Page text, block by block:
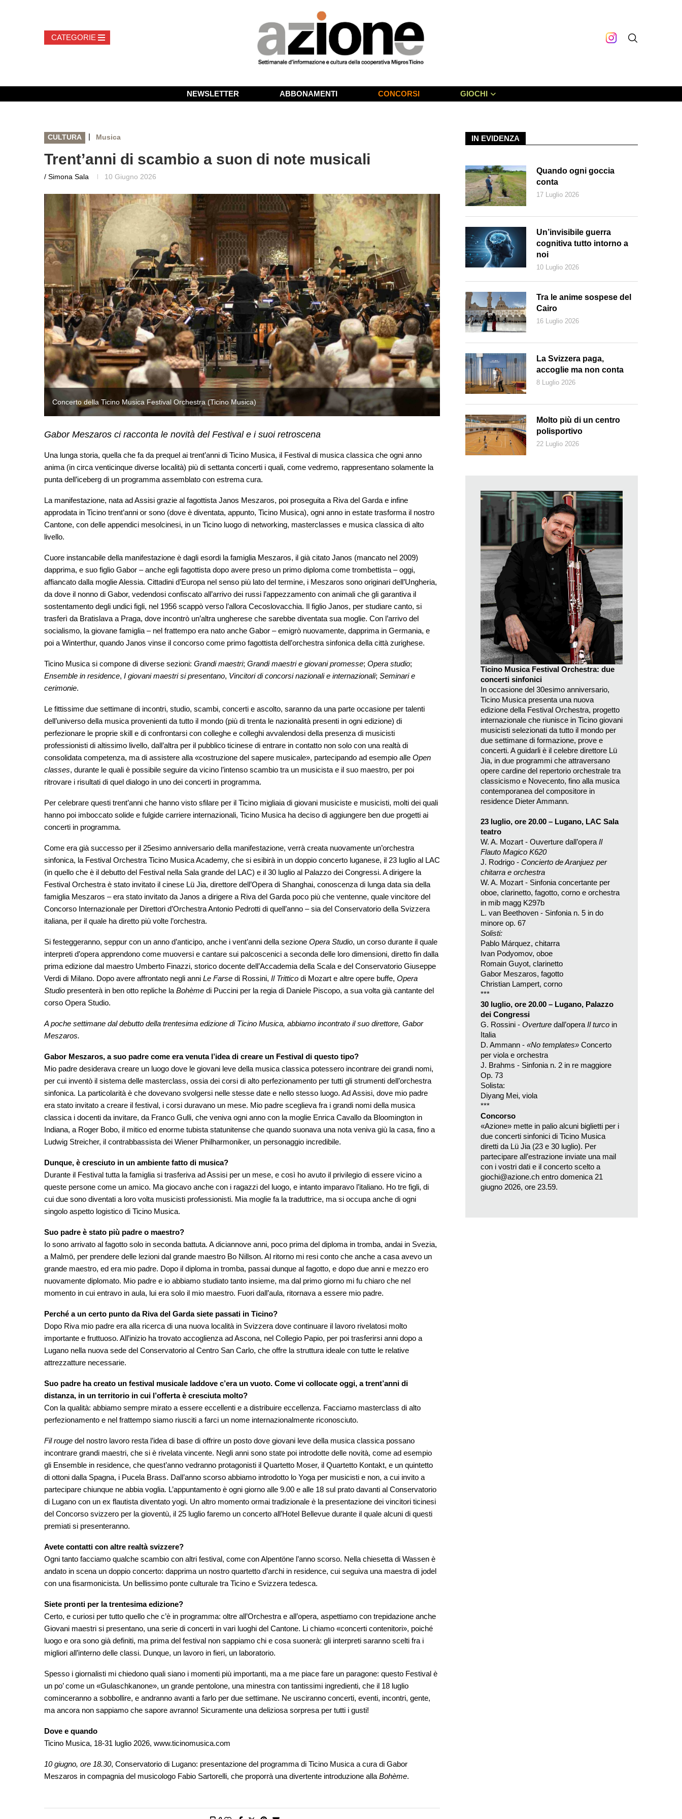
NEWSLETTER ABBONAMENTI CONCORSI GIOCHI
CULTURA | Musica
Trent’anni di scambio a suon di note musicali
/ Simona Sala 10 Giugno 2026
Concerto della Ticino Musica Festival Orchestra (Ticino Musica) Concerto della Ticino Musica Festival Orchestra (Ticino Musica)
Gabor Meszaros ci racconta le novità del Festival e i suoi retroscena
Una lunga storia, quella che fa da prequel ai trent’anni di Ticino Musica, il Festival di musica classica che ogni anno
anima (in circa venticinque diverse località) più di settanta concerti i quali, come vedremo, rappresentano solamente la
punta dell’iceberg di un programma assemblato con estrema cura.
La manifestazione, nata ad Assisi grazie al fagottista Janos Meszaros, poi proseguita a Riva del Garda e infine
approdata in Ticino trent’anni or sono (dove è diventata, appunto, Ticino Musica), ogni anno in estate trasforma il nostro
Cantone, con delle appendici mesolcinesi, in un Ticino luogo di networking, masterclasses e musica classica di alto
livello.
Cuore instancabile della manifestazione è dagli esordi la famiglia Meszaros, il già citato Janos (mancato nel 2009)
dapprima, e suo figlio Gabor – anche egli fagottista dopo avere preso un primo diploma come trombettista – oggi,
affiancato dalla moglie Alessia. Cittadini d’Europa nel senso più lato del termine, i Meszaros sono originari dell’Ungheria,
da dove il nonno di Gabor, vedendosi confiscato all’arrivo dei russi l’appezzamento con animali che gli garantiva il
sostentamento degli undici figli, nel 1956 scappò verso l’allora Cecoslovacchia. Il figlio Janos, per studiare canto, si
trasferì da Bratislava a Praga, dove incontrò un’altra ungherese che sarebbe diventata sua moglie. Con l’arrivo del
socialismo, la giovane famiglia – nel frattempo era nato anche Gabor – emigrò nuovamente, dapprima in Germania, e
poi a Winterthur, quando Janos vinse il concorso come primo fagottista dell’orchestra sinfonica della città zurighese.
Ticino Musica si compone di diverse sezioni: Grandi maestri; Grandi maestri e giovani promesse; Opera studio;
Ensemble in residence, I giovani maestri si presentano, Vincitori di concorsi nazionali e internazionali; Seminari e
cerimonie.
Le fittissime due settimane di incontri, studio, scambi, concerti e ascolto, saranno da una parte occasione per talenti
dell’universo della musica provenienti da tutto il mondo (più di trenta le nazionalità presenti in ogni edizione) di
perfezionare le proprie skill e di confrontarsi con colleghe e colleghi avvalendosi della presenza di musicisti
professionisti di altissimo livello, dall’altra per il pubblico ticinese di entrare in contatto non solo con una realtà di
consolidata competenza, ma di assistere alla «costruzione del sapere musicale», partecipando ad esempio alle Open
classes, durante le quali è possibile seguire da vicino l’intenso scambio tra un musicista e il suo maestro, per poi
ritrovare i risultati di quel dialogo in uno dei concerti in programma.
Per celebrare questi trent’anni che hanno visto sfilare per il Ticino migliaia di giovani musiciste e musicisti, molti dei quali
hanno poi imboccato solide e fulgide carriere internazionali, Ticino Musica ha deciso di aggiungere ben due progetti ai
concerti in programma.
Come era già successo per il 25esimo anniversario della manifestazione, verrà creata nuovamente un’orchestra
sinfonica, la Festival Orchestra Ticino Musica Academy, che si esibirà in un doppio concerto luganese, il 23 luglio al LAC
(in quello che è il debutto del Festival nella Sala grande del LAC) e il 30 luglio al Palazzo dei Congressi. A dirigere la
Festival Orchestra è stato invitato il cinese Lü Jia, direttore dell’Opera di Shanghai, conoscenza di lunga data sia della
famiglia Meszaros – era stato invitato da Janos a dirigere a Riva del Garda poco più che ventenne, quale vincitore del
Concorso Internazionale per Direttori d’Orchestra Antonio Pedrotti di quell’anno – sia del Conservatorio della Svizzera
italiana, per il quale ha diretto più volte l’orchestra.
Si festeggeranno, seppur con un anno d’anticipo, anche i vent’anni della sezione Opera Studio, un corso durante il quale
interpreti d’opera apprendono come muoversi e cantare sui palcoscenici a seconda delle loro dimensioni, diretto fin dalla
prima edizione dal maestro Umberto Finazzi, storico docente dell’Accademia della Scala e del Conservatorio Giuseppe
Verdi di Milano. Dopo avere affrontato negli anni Le Farse di Rossini, Il Trittico di Mozart e altre opere buffe, Opera
Studio presenterà in ben otto repliche la Bohème di Puccini per la regia di Daniele Piscopo, a sua volta già cantante del
corso Opera Studio.
A poche settimane dal debutto della trentesima edizione di Ticino Musica, abbiamo incontrato il suo direttore, Gabor
Meszaros.
Gabor Meszaros, a suo padre come era venuta l’idea di creare un Festival di questo tipo?
Mio padre desiderava creare un luogo dove le giovani leve della musica classica potessero incontrare dei grandi nomi,
per cui inventò il sistema delle masterclass, ossia dei corsi di alto perfezionamento per tutti gli strumenti dell’orchestra
sinfonica. La particolarità è che dovevano svolgersi nelle stesse date e nello stesso luogo. Ad Assisi, dove mio padre
era stato invitato a creare il festival, i corsi duravano un mese. Mio padre sceglieva fra i grandi nomi della musica
classica i docenti da invitare, da Franco Gulli, che veniva ogni anno con la moglie Enrica Cavallo da Bloomington in
Indiana, a Roger Bobo, il mitico ed enorme tubista statunitense che quando suonava una nota veniva giù la casa, fino a
Ludwig Streicher, il contrabbassista dei Wiener Philharmoniker, un personaggio incredibile.
Dunque, è cresciuto in un ambiente fatto di musica?
Durante il Festival tutta la famiglia si trasferiva ad Assisi per un mese, e così ho avuto il privilegio di essere vicino a
queste persone come un amico. Ma giocavo anche con i ragazzi del luogo, e intanto imparavo l’italiano. Ho tre figli, di
cui due sono diventati a loro volta musicisti professionisti. Mia moglie fa la traduttrice, ma si occupa anche di ogni
singolo aspetto logistico di Ticino Musica.
Suo padre è stato più padre o maestro?
Io sono arrivato al fagotto solo in seconda battuta. A diciannove anni, poco prima del diploma in tromba, andai in Svezia,
a Malmö, per prendere delle lezioni dal grande maestro Bo Nillson. Al ritorno mi resi conto che anche a casa avevo un
grande maestro, ed era mio padre. Dopo il diploma in tromba, passai dunque al fagotto, e dopo due anni e mezzo ero
nuovamente diplomato. Mio padre e io abbiamo studiato tanto insieme, ma dal primo giorno mi fu chiaro che nel
momento in cui entravo in aula, lui era solo il mio maestro. Fuori dall’aula, ritornava a essere mio padre.
Perché a un certo punto da Riva del Garda siete passati in Ticino?
Dopo Riva mio padre era alla ricerca di una nuova località in Svizzera dove continuare il lavoro rivelatosi molto
importante e fruttuoso. All’inizio ha trovato accoglienza ad Ascona, nel Collegio Papio, per poi trasferirsi anni dopo a
Lugano nella nuova sede del Conservatorio al Centro San Carlo, che offre la struttura ideale con tutte le relative
attrezzatture necessarie.
Suo padre ha creato un festival musicale laddove c’era un vuoto. Come vi collocate oggi, a trent’anni di
distanza, in un territorio in cui l’offerta è cresciuta molto?
Con la qualità: abbiamo sempre mirato a essere eccellenti e a distribuire eccellenza. Facciamo masterclass di alto
perfezionamento e nel frattempo siamo riusciti a farci un nome internazionalmente riconosciuto.
Fil rouge del nostro lavoro resta l’idea di base di offrire un posto dove giovani leve della musica classica possano
incontrare grandi maestri, che si è rivelata vincente. Negli anni sono state poi introdotte delle novità, come ad esempio
gli Ensemble in residence, che quest’anno vedranno protagonisti il Quartetto Moser, il Quartetto Kontakt, e un quintetto
di ottoni dalla Spagna, i Pucela Brass. Dall’anno scorso abbiamo introdotto lo Yoga per musicisti e non, a cui invito a
partecipare chiunque ne abbia voglia. L’appuntamento è ogni giorno alle 9.00 e alle 18 sul prato davanti al Conservatorio
di Lugano con un ex flautista diventato yogi. Un altro momento ormai tradizionale è la presentazione dei vincitori ticinesi
del Concorso svizzero per la gioventù, il 25 luglio faremo un concerto all’Hotel Bellevue durante il quale alcuni di questi
premiati si presenteranno.
Avete contatti con altre realtà svizzere?
Ogni tanto facciamo qualche scambio con altri festival, come con Alpentöne l’anno scorso. Nella chiesetta di Wassen è
andato in scena un doppio concerto: dapprima un nostro quartetto d’archi in residence, cui seguiva una maestra di jodel
con una fisarmonicista. Un bellissimo ponte culturale tra Ticino e Svizzera tedesca.
Siete pronti per la trentesima edizione?
Certo, e curiosi per tutto quello che c’è in programma: oltre all’Orchestra e all’opera, aspettiamo con trepidazione anche
Giovani maestri si presentano, una serie di concerti in vari luoghi del Cantone. Li chiamo «concerti contenitori», poiché
luogo e ora sono già definiti, ma prima del festival non sappiamo chi e cosa suonerà: gli interpreti saranno scelti fra i
migliori all’interno delle classi. Dunque, un lavoro in fieri, un laboratorio.
Spesso i giornalisti mi chiedono quali siano i momenti più importanti, ma a me piace fare un paragone: questo Festival è
un po’ come un «Gulaschkanone», un grande pentolone, una minestra con tantissimi ingredienti, che il 18 luglio
cominceranno a sobbollire, e andranno avanti a farlo per due settimane. Ne usciranno concerti, eventi, incontri, gente,
ma ancora non sappiamo che sapore avranno! Sicuramente una deliziosa sorpresa per tutti i gusti!
Dove e quando
Ticino Musica, 18-31 luglio 2026, www.ticinomusica.com
10 giugno, ore 18.30, Conservatorio di Lugano: presentazione del programma di Ticino Musica a cura di Gabor
Meszaros in compagnia del musicologo Fabio Sartorelli, che proporrà una divertente introduzione alla Bohème.
IN EVIDENZA
Quando ogni goccia
conta
17 Luglio 2026
Un’invisibile guerra
cognitiva tutto intorno a
noi
10 Luglio 2026
Tra le anime sospese del
Cairo
16 Luglio 2026
La Svizzera paga,
accoglie ma non conta
8 Luglio 2026
Molto più di un centro
polisportivo
22 Luglio 2026
Ticino Musica Festival Orchestra: due
concerti sinfonici
In occasione del 30esimo anniversario,
Ticino Musica presenta una nuova
edizione della Festival Orchestra, progetto
internazionale che riunisce in Ticino giovani
musicisti selezionati da tutto il mondo per
due settimane di formazione, prove e
concerti. A guidarli è il celebre direttore Lü
Jia, in due programmi che attraversano
opere cardine del repertorio orchestrale tra
classicismo e Novecento, fino alla musica
contemporanea del compositore in
residence Dieter Ammann.
23 luglio, ore 20.00 – Lugano, LAC Sala
teatro
W. A. Mozart - Ouverture dall’opera Il
Flauto Magico K620
J. Rodrigo - Concierto de Aranjuez per
chitarra e orchestra
W. A. Mozart - Sinfonia concertante per
oboe, clarinetto, fagotto, corno e orchestra
in mib magg K297b
L. van Beethoven - Sinfonia n. 5 in do
minore op. 67
Solisti:
Pablo Márquez, chitarra
Ivan Podyomov, oboe
Romain Guyot, clarinetto
Gabor Meszaros, fagotto
Christian Lampert, corno
***
30 luglio, ore 20.00 – Lugano, Palazzo
dei Congressi
G. Rossini - Overture dall’opera Il turco in
Italia
D. Ammann - «No templates» Concerto
per viola e orchestra
J. Brahms - Sinfonia n. 2 in re maggiore
Op. 73
Solista:
Diyang Mei, viola
***
Concorso
«Azione» mette in palio alcuni biglietti per i
due concerti sinfonici di Ticino Musica
diretti da Lü Jia (23 e 30 luglio). Per
partecipare all’estrazione inviate una mail
con i vostri dati e il concerto scelto a
giochi@azione.ch entro domenica 21
giugno 2026, ore 23.59.